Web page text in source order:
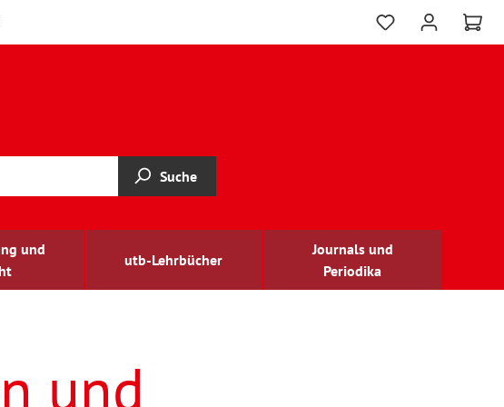
Suche
und
utb-Lehrbücher
Journals und
Periodika
und